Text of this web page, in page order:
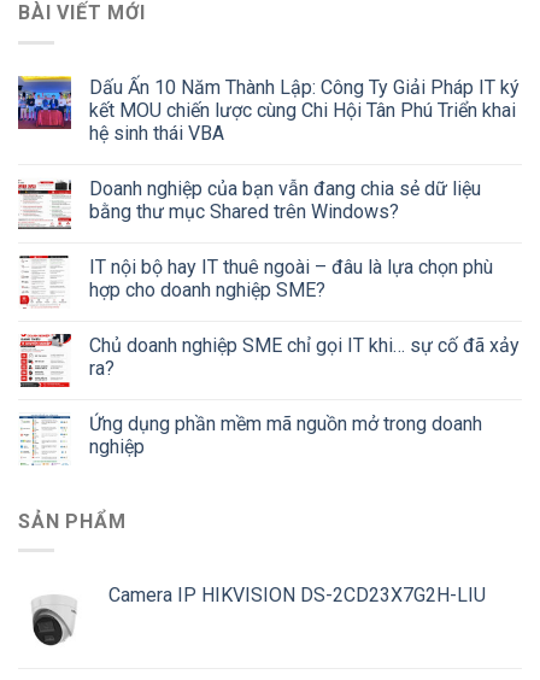
BÀI VIẾT MỚI
Dấu Ấn 10 Năm Thành Lập: Công Ty Giải Pháp IT ký
kết MOU chiến lược cùng Chi Hội Tân Phú Triển khai
hệ sinh thái VBA
Doanh nghiệp của bạn vẫn đang chia sẻ dữ liệu
bằng thư mục Shared trên Windows?
IT nội bộ hay IT thuê ngoài – đâu là lựa chọn phù
hợp cho doanh nghiệp SME?
Chủ doanh nghiệp SME chỉ gọi IT khi… sự cố đã xảy
ra?
Ứng dụng phần mềm mã nguồn mở trong doanh
nghiệp
SẢN PHẨM
Camera IP HIKVISION DS-2CD23X7G2H-LIU